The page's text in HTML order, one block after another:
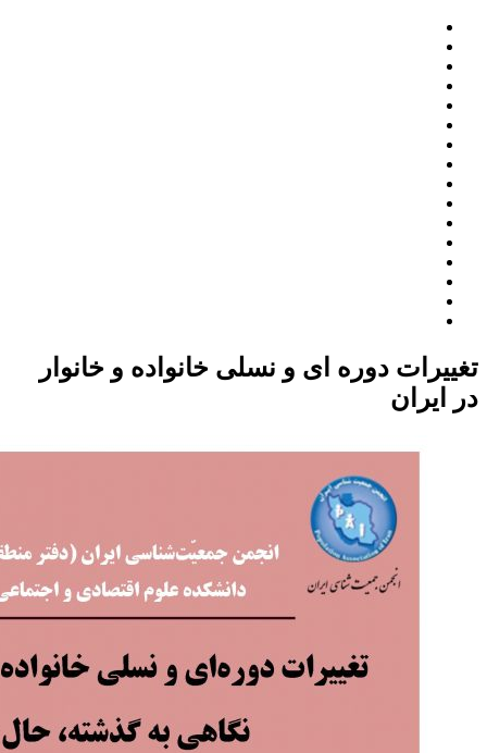
تغییرات دوره ای و نسلی خانواده و خانوار
در ایران